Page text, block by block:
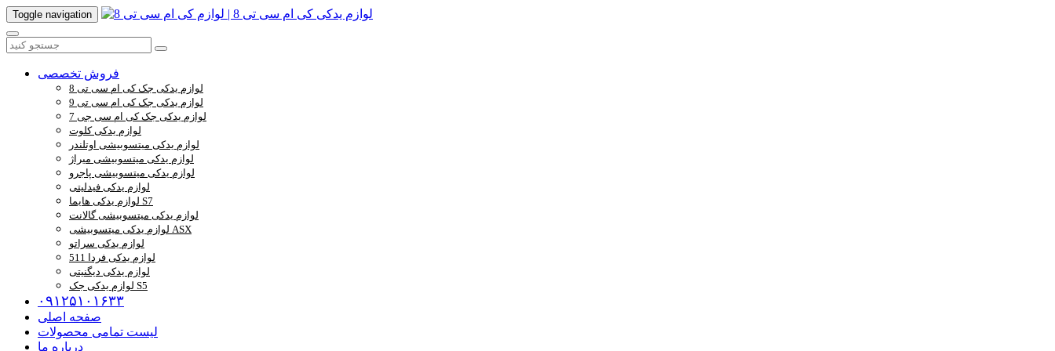
Toggle navigation
فروش تخصصی
لوازم یدکی جک کی ام سی تی 8
لوازم یدکی جک کی ام سی تی 9
لوازم یدکی جک کی ام سی جی 7
لوازم یدکی کلوت
لوازم یدکی میتسوبیشی اوتلندر
لوازم یدکی میتسوبیشی میراژ
لوازم یدکی میتسوبیشی پاجرو
لوازم یدکی فیدلیتی
لوازم یدکی هایما S7
لوازم یدکی میتسوبیشی گالانت
لوازم یدکی میتسوبیشی ASX
لوازم یدکی سراتو
لوازم یدکی فردا 511
لوازم یدکی دیگنیتی
لوازم یدکی جک S5
۰۹۱۲۵۱۰۱۶۳۳
صفحه اصلی
لیست تمامی محصولات
درباره ما